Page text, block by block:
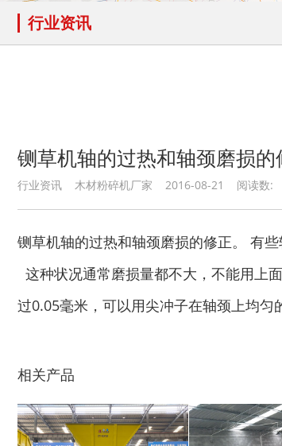
行业资讯
铡草机轴的过热和轴颈磨损的
行业资讯 木材粉碎机厂家 2016-08-21 阅读数:
铡草机轴的过热和轴颈磨损的修正。 有
这种状况通常磨损量都不大，不能用上
过0.05毫米，可以用尖冲子在轴颈上均匀
相关产品
木材切片机 大型木